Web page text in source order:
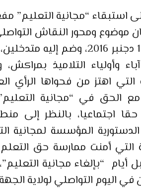
استبقاء “مجانية التعليم”
موضوع ومحور النقاش
الخميس 1 دجنبر 2016، وضم
وأولياء التلاميذ
التي اهتز من فحواها الرأي
الحق في “مجانية
حقا اجتماعيا، بالنظر
المؤسسة لمجانية
التي أمنت ممارسة حق
أيام “بإلغاء مجانية
في اليوم التواصلي لولاية